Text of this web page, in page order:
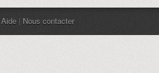
Aide | Nous contacter